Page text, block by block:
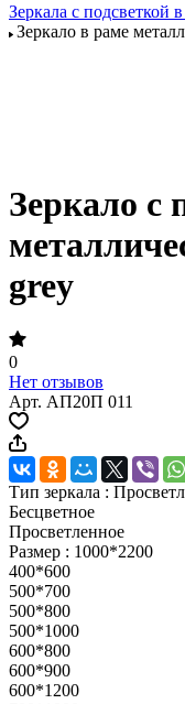
Зеркала с подсветкой
Зеркало в раме
Зеркало с
grey
0
Нет отзывов
Арт. АП20П 011
Тип зеркала :
Бесцветное
Просветленное
Размер : 1000*2200
400*600
500*700
500*800
500*1000
600*800
600*900
600*1200